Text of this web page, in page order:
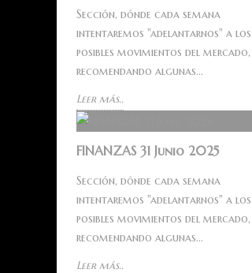
Sección, dónde cada semana
intentaremos "adelantarnos" a los
posibles movimientos del mercado,
recomendando algunas...
Leer más..
FINANZAS 31 Junio 2025
Sección, dónde cada semana
intentaremos "adelantarnos" a los
posibles movimientos del mercado,
recomendando algunas...
Leer más..